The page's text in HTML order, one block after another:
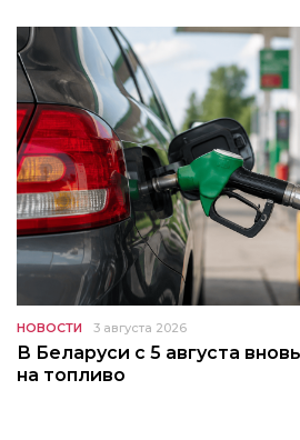
НОВОСТИ 3 августа 2026
В Беларуси с 5 августа
на топливо